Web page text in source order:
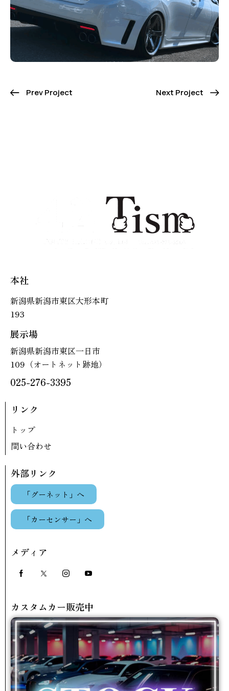
Prev Project Next Project
本社
新潟県新潟市東区大形本町
193
展示場
新潟県新潟市東区一日市
109（オートネット跡地）
025-276-3395
リンク
トップ
問い合わせ
外部リンク
「グーネット」へ
「カーセンサー」へ
メディア
カスタムカー販売中